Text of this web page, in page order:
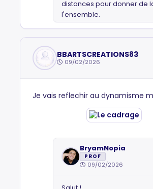
distances pour donner de
l'ensemble.
BBARTSCREATIONS83
09/02/2026
Je vais reflechir au dynamisme
BryamNopia
PROF
09/02/2026